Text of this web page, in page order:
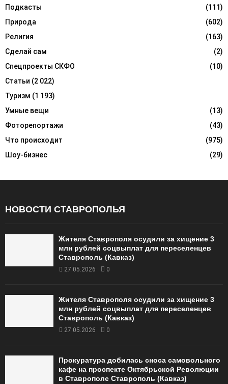
Подкасты
(111)
Природа
(602)
Религия
(163)
Сделай сам
(2)
Спецпроекты СКФО
(10)
Статьи (2 022)
Туризм (1 193)
Умные вещи
(13)
Фоторепортажи
(43)
Что происходит
(975)
Шоу-бизнес
(29)
НОВОСТИ СТАВРОПОЛЬЯ
Жителя Ставрополя осудили за хищение 3
млн рублей соцвыплат для переселенцев
Ставрополь (Кавказ)
27.05.2026 0
Жителя Ставрополя осудили за хищение 3
млн рублей соцвыплат для переселенцев
Ставрополь (Кавказ)
27.05.2026 0
Прокуратура добилась сноса самовольного
кафе на проспекте Октябрьской Революции
в Ставрополе Ставрополь (Кавказ)